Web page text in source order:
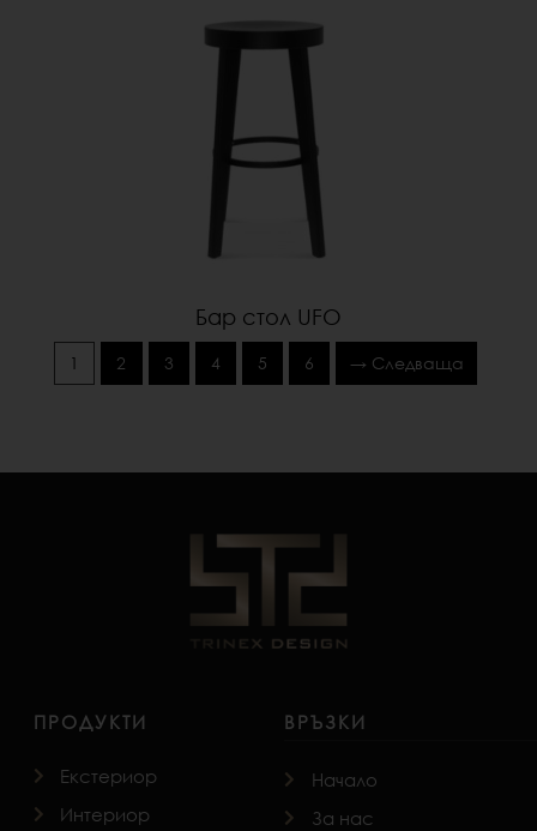
Бар стол UFO
1 2 3 4 5 6 → Следваща
ПРОДУКТИ
Екстериор
Интериор
ВРЪЗКИ
Начало
За нас